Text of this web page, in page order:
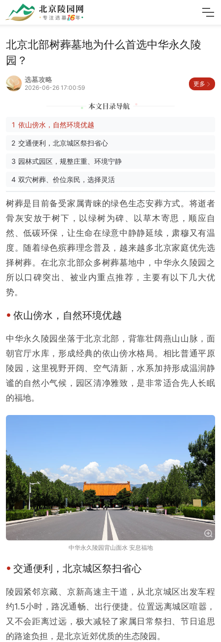
北京北部树葬墓地为什么首选中华永久陵
园？
选墓攻略
2026-06-26 17:00:59
更多
依山傍水，自然环境优越
交通便利，北京城区祭扫省心
园林式园区，规整庄重、环境宁静
双穴树葬、价位亲民，选择灵活
树葬是目前备受家属青睐的绿色生态安葬方式。将逝者
骨灰安放于树下，以绿树为碑、以草木寄思，顺应自
然、低碳环保，让生命在绿意中静静延续，肃穆又有温
度。随着绿色殡葬理念普及，越来越多北京家庭优先选
择树葬。在北京北部众多树葬墓地中，中华永久陵园之
所以口碑突出、被业内重点推荐，主要有以下几大优
势。
依山傍水，自然环境优越
中华永久陵园坐落于北京北部，背靠壮阔燕山山脉，面
朝官厅水库，形成经典的依山傍水格局。相比普通平原
陵园，这里视野开阔、空气清新，水系加持形成温润静
谧的自然小气候，园区清净雅致，是非常适合先人长眠
的福地。
中华永久陵园背山面水 安息福地
交通便利，北京城区祭扫省心
陵园紧邻京藏、京新高速主干道，从北京城区出发车程
约1.5小时，路况通畅、出行便捷。位置远离城区喧嚣，
又不会距离过远，极大减轻了家属日常祭扫、节日追思
的路途负担，是北京近郊优质的生态陵园。